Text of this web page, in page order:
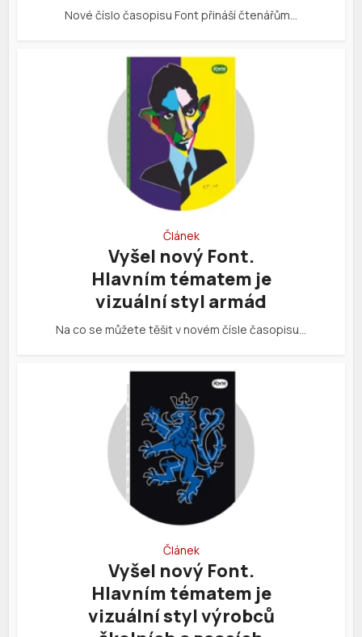
Nové číslo časopisu Font přináší čtenářům…
Článek
Vyšel nový Font.
Hlavním tématem je
vizuální styl armád
Na co se můžete těšit v novém čísle časopisu…
Článek
Vyšel nový Font.
Hlavním tématem je
vizuální styl výrobců